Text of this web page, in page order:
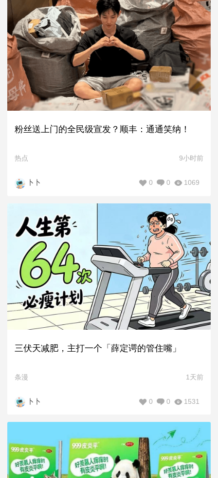
粉丝送上门的全民级宣发？顺丰：通通笑纳！
热点 9小时前
卜卜 1069
0
0
三伏天减肥，主打一个「薛定谔的管住嘴」
条漫 1天前
卜卜 1531
0
0